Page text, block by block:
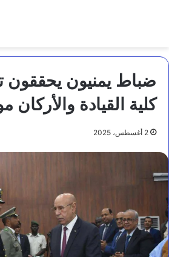
ضباط يمنيون يحققون
كلية القيادة والأركان
2 أغسطس، 2025